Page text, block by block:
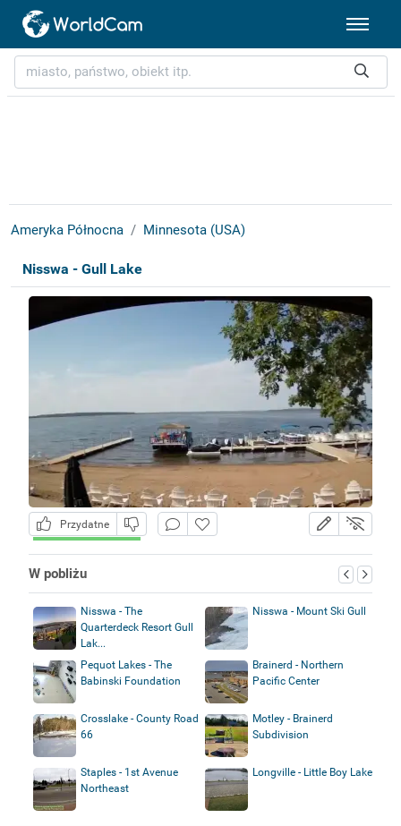
Ameryka Północna Minnesota (USA)
Nisswa - Gull Lake
Przydatne
W pobliżu
Nisswa - The
Quarterdeck Resort Gull
Lak...
Nisswa - Mount Ski Gull
Pequot Lakes - The
Babinski Foundation
Brainerd - Northern
Pacific Center
Crosslake - County Road
66
Motley - Brainerd
Subdivision
Staples - 1st Avenue
Northeast
Longville - Little Boy Lake